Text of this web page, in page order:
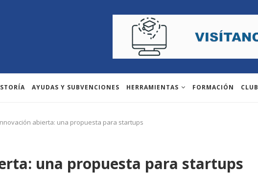
AYUDAS Y SUBVENCIONES HERRAMIENTAS FORMACIÓN CLUB
abierta: una propuesta para startups
una propuesta para startups